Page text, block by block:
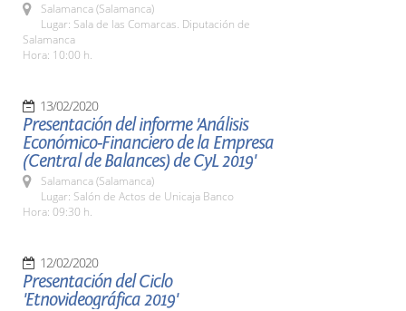
Salamanca (Salamanca)
Lugar: Sala de las Comarcas. Diputación de
Salamanca
Hora: 10:00 h.
13/02/2020
Presentación del informe 'Análisis
Económico-Financiero de la Empresa
(Central de Balances) de CyL 2019'
Salamanca (Salamanca)
Lugar: Salón de Actos de Unicaja Banco
Hora: 09:30 h.
12/02/2020
Presentación del Ciclo
'Etnovideográfica 2019'